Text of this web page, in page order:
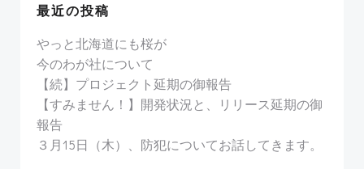
最近の投稿
やっと北海道にも桜が
今のわが社について
【続】プロジェクト延期の御報告
【すみません！】開発状況と、リリース延期の御
報告
３月15日（木）、防犯についてお話してきます。